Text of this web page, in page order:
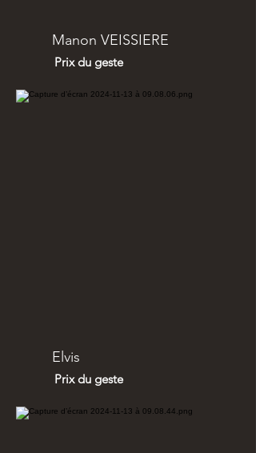
Manon VEISSIERE
Prix du geste
Elvis
Prix du geste